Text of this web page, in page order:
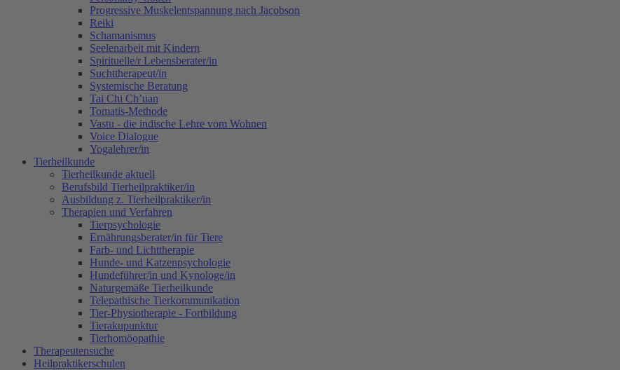
Progressive Muskelentspannung nach Jacobson
Reiki
Schamanismus
Seelenarbeit mit Kindern
Spirituelle/r Lebensberater/in
Suchttherapeut/in
Systemische Beratung
Tai Chi Ch’uan
Tomatis-Methode
Vastu - die indische Lehre vom Wohnen
Voice Dialogue
Yogalehrer/in
Tierheilkunde
Tierheilkunde aktuell
Berufsbild Tierheilpraktiker/in
Ausbildung z. Tierheilpraktiker/in
Therapien und Verfahren
Tierpsychologie
Ernährungsberater/in für Tiere
Farb- und Lichttherapie
Hunde- und Katzenpsychologie
Hundeführer/in und Kynologe/in
Naturgemäße Tierheilkunde
Telepathische Tierkommunikation
Tier-Physiotherapie - Fortbildung
Tierakupunktur
Tierhomöopathie
Therapeutensuche
Heilpraktikerschulen